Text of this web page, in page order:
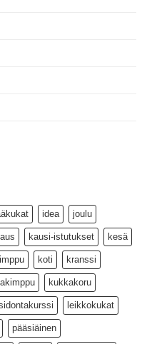
idea joulu
kausi-istutukset kesä
koti kranssi
kukkakoru
leikkokukat
pääsiäinen